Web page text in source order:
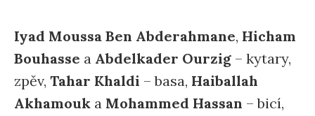
Iyad Moussa Ben Abderahmane, Hicham
Bouhasse a Abdelkader Ourzig – kytary,
zpěv, Tahar Khaldi – basa, Haiballah
Akhamouk a Mohammed Hassan – bicí,